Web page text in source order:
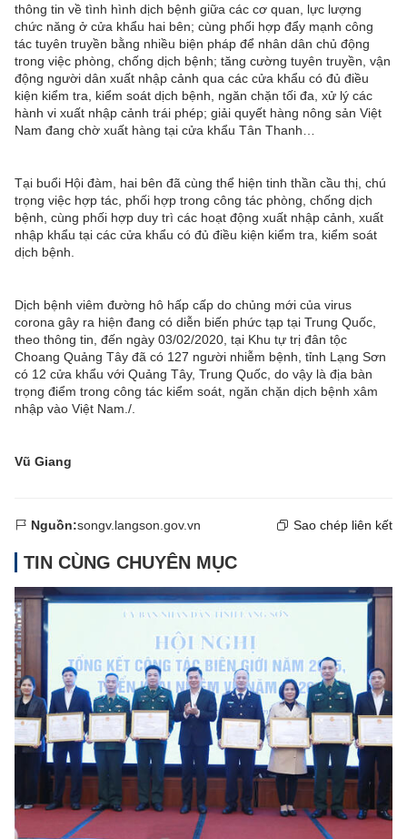
thông tin về tình hình dịch bệnh giữa các cơ quan, lực lượng
chức năng ở cửa khẩu hai bên; cùng phối hợp đẩy mạnh công
tác tuyên truyền bằng nhiều biện pháp để nhân dân chủ động
trong việc phòng, chống dịch bệnh; tăng cường tuyên truyền, vận
động người dân xuất nhập cảnh qua các cửa khẩu có đủ điều
kiện kiểm tra, kiểm soát dịch bệnh, ngăn chặn tối đa, xử lý các
hành vi xuất nhập cảnh trái phép; giải quyết hàng nông sản Việt
Nam đang chờ xuất hàng tại cửa khẩu Tân Thanh…
Tại buổi Hội đàm, hai bên đã cùng thể hiện tinh thần cầu thị, chú
trọng việc hợp tác, phối hợp trong công tác phòng, chống dịch
bệnh, cùng phối hợp duy trì các hoạt động xuất nhập cảnh, xuất
nhập khẩu tại các cửa khẩu có đủ điều kiện kiểm tra, kiểm soát
dịch bệnh.
Dịch bệnh viêm đường hô hấp cấp do chủng mới của virus
corona gây ra hiện đang có diễn biến phức tạp tại Trung Quốc,
theo thông tin, đến ngày 03/02/2020, tại Khu tự trị đân tộc
Choang Quảng Tây đã có 127 người nhiễm bệnh, tỉnh Lạng Sơn
có 12 cửa khẩu với Quảng Tây, Trung Quốc, do vậy là địa bàn
trọng điểm trong công tác kiểm soát, ngăn chặn dịch bệnh xâm
nhập vào Việt Nam./.
Vũ Giang
Nguồn:songv.langson.gov.vn Sao chép liên kết
TIN CÙNG CHUYÊN MỤC